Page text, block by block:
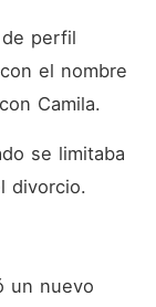
perfil
el nombre
Camila.
se limitaba
divorcio.
un nuevo